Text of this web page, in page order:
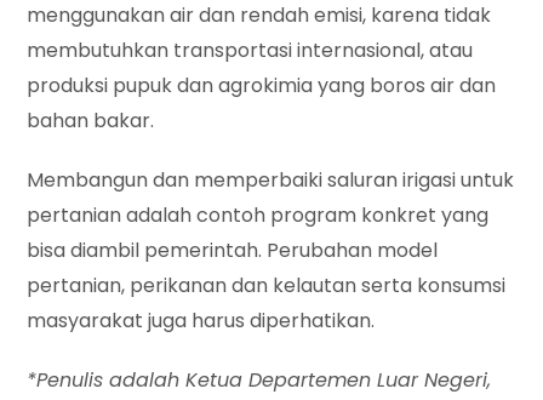
menggunakan air dan rendah emisi, karena tidak
membutuhkan transportasi internasional, atau
produksi pupuk dan agrokimia yang boros air dan
bahan bakar.
Membangun dan memperbaiki saluran irigasi untuk
pertanian adalah contoh program konkret yang
bisa diambil pemerintah. Perubahan model
pertanian, perikanan dan kelautan serta konsumsi
masyarakat juga harus diperhatikan.
*Penulis adalah Ketua Departemen Luar Negeri,